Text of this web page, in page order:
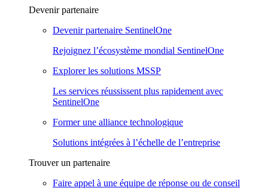
Devenir partenaire
Devenir partenaire SentinelOne
Rejoignez l’écosystème mondial SentinelOne
Explorer les solutions MSSP
Les services réussissent plus rapidement avec
SentinelOne
Former une alliance technologique
Solutions intégrées à l’échelle de l’entreprise
Trouver un partenaire
Faire appel à une équipe de réponse ou de conseil